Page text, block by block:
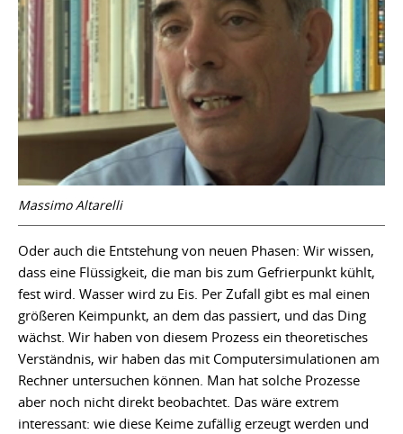
Massimo Altarelli
Oder auch die Entstehung von neuen Phasen: Wir wissen,
dass eine Flüssigkeit, die man bis zum Gefrierpunkt kühlt,
fest wird. Wasser wird zu Eis. Per Zufall gibt es mal einen
größeren Keimpunkt, an dem das passiert, und das Ding
wächst. Wir haben von diesem Prozess ein theoretisches
Verständnis, wir haben das mit Computersimulationen am
Rechner untersuchen können. Man hat solche Prozesse
aber noch nicht direkt beobachtet. Das wäre extrem
interessant: wie diese Keime zufällig erzeugt werden und